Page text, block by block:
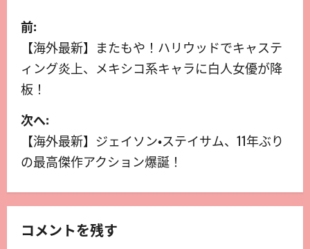
前:
【海外最新】またもや！ハリウッドでキャステ
ィング炎上、メキシコ系キャラに白人女優が降
板！
次へ:
【海外最新】ジェイソン・ステイサム、11年ぶり
の最高傑作アクション爆誕！
コメントを残す